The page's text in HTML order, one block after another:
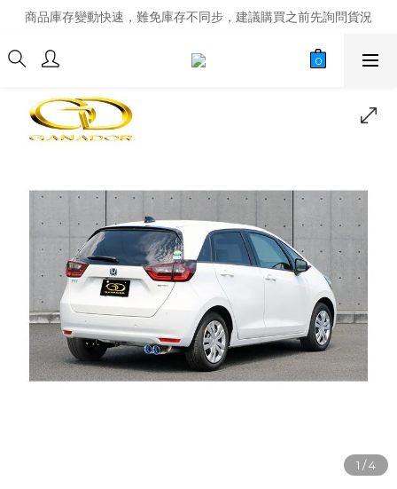
商品庫存變動快速，難免庫存不同步，建議購買之前先詢問貨況
商品庫存變動快速，難免庫存不同步，建議購買之前先詢問貨況
經營超過20年的改裝老字號，安全有保障